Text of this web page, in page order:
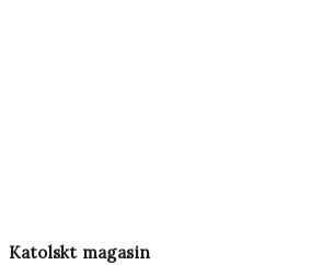
Katolskt magasin